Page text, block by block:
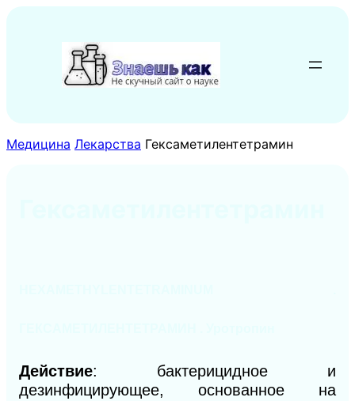
содержимому
Медицина Лекарства Гексаметилентетрамин
Действие: бактерицидное и
дезинфицирующее, основанное на